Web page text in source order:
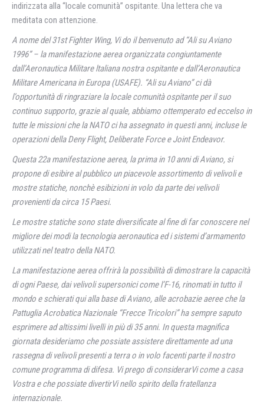
indirizzata alla “locale comunità” ospitante. Una lettera che va
meditata con attenzione.
A nome del 31st Fighter Wing, Vi do il benvenuto ad “Ali su Aviano
1996” – la manifestazione aerea organizzata congiuntamente
dall’Aeronautica Militare ltaliana nostra ospitante e dall’Aeronautica
Militare Americana in Europa (USAFE). “Ali su Aviano” ci dà
l’opportunità di ringraziare la locale comunità ospitante per il suo
continuo supporto, grazie al quale, abbiamo ottemperato ed eccelso in
tutte le missioni che la NATO ci ha assegnato in questi anni, incluse le
operazioni della Deny Flight, Deliberate Force e Joint Endeavor.
Questa 22a manifestazione aerea, la prima in 10 anni di Aviano, si
propone di esibire al pubblico un piacevole assortimento di velivoli e
mostre statiche, nonchè esibizioni in volo da parte dei velivoli
provenienti da circa 15 Paesi.
Le mostre statiche sono state diversificate al fine di far conoscere nel
migliore dei modi la tecnologia aeronautica ed i sistemi d’armamento
utilizzati nel teatro della NATO.
La manifestazione aerea offrirà la possibilità di dimostrare la capacità
di ogni Paese, dai velivoli supersonici come l’F-16, rinomati in tutto il
mondo e schierati qui alla base di Aviano, alle acrobazie aeree che la
Pattuglia Acrobatica Nazionale “Frecce Tricolori” ha sempre saputo
esprimere ad altissimi livelli in più di 35 anni. In questa magnifica
giornata desideriamo che possiate assistere direttamente ad una
rassegna di velivoli presenti a terra o in volo facenti parte il nostro
comune programma di difesa. Vi prego di considerarVi come a casa
Vostra e che possiate divertirVi nello spirito della fratellanza
internazionale.